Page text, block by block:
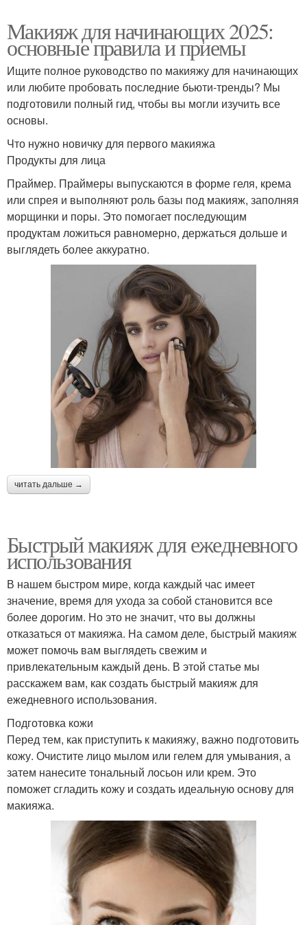
Макияж для начинающих 2025:
основные правила и приемы
Ищите полное руководство по макияжу для начинающих
или любите пробовать последние бьюти-тренды? Мы
подготовили полный гид, чтобы вы могли изучить все
основы.
Что нужно новичку для первого макияжа
Продукты для лица
Праймер. Праймеры выпускаются в форме геля, крема
или спрея и выполняют роль базы под макияж, заполняя
морщинки и поры. Это помогает последующим
продуктам ложиться равномерно, держаться дольше и
выглядеть более аккуратно.
читать дальше →
Быстрый макияж для ежедневного
использования
В нашем быстром мире, когда каждый час имеет
значение, время для ухода за собой становится все
более дорогим. Но это не значит, что вы должны
отказаться от макияжа. На самом деле, быстрый макияж
может помочь вам выглядеть свежим и
привлекательным каждый день. В этой статье мы
расскажем вам, как создать быстрый макияж для
ежедневного использования.
Подготовка кожи
Перед тем, как приступить к макияжу, важно подготовить
кожу. Очистите лицо мылом или гелем для умывания, а
затем нанесите тональный лосьон или крем. Это
поможет сгладить кожу и создать идеальную основу для
макияжа.